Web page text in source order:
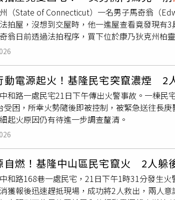
哭高喊：「我的心肝」。警消將陳男送醫搶救
指出，周男殺人手法「快、準、深、狠」，持
未與家屬和解、未完成賠償等情節，依殺人罪
，一審已完整衡量犯罪動機、犯案情節及犯後
（State of Connecticut）一名男子馬奇翁（
拍屋，沒想到交屋時，他一進屋查看竟發現有
翁日前透過法拍程序，買下位於康乃狄克州
積約2800平方英尺（約260平方公尺、78坪）
外空間。當地資料顯示，這棟房屋以52.5萬美
依照法拍規定，馬奇翁在競標成功後才第一次進
報到場後確認，其中2名死者為54歲女子薩莉（
死者身分仍待確認中，但警方研判很可能是薩
查3人的確切死因及死亡時間，但初步已排除
夫婦於2019年以53.5萬美元（約新台幣1730萬
）的房屋貸款。不過法院紀錄顯示，一家人自
拍屋。由於目前仍無法確認3人是在房屋法拍前
無效，前 屋主 家族其他繼承人有權在清償所有
死亡時間後，再決定後續房產歸屬。
動電源起火！基隆民宅突竄濃煙 2
和路一處民宅21日下午傳出火警事故。一棟民
受困，所幸火勢隨後即被控制，被緊急送往長
起火原因仍有待進一步調查釐清。
自燃！基隆中山區民宅竄火 2人躲
和路168巷一處民宅，21日下午1時31分發生火
獲報後迅速趕抵現場，成功將2人救出，兩人